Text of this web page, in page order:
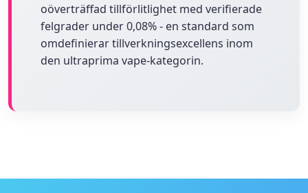
oöverträffad tillförlitlighet med verifierade
felgrader under 0,08% - en standard som
omdefinierar tillverkningsexcellens inom
den ultraprima vape-kategorin.